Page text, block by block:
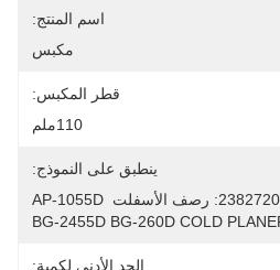
اسم المنتج:
مكبس
قطر المكبس:
110ملم
ينطبق على النموذج:
موديلات المعدات المتوافقة: 2382720: رصف الأسفلت AP-1055D
BG-2455D BG-260D COLD
الحد الأدنى لكمية: